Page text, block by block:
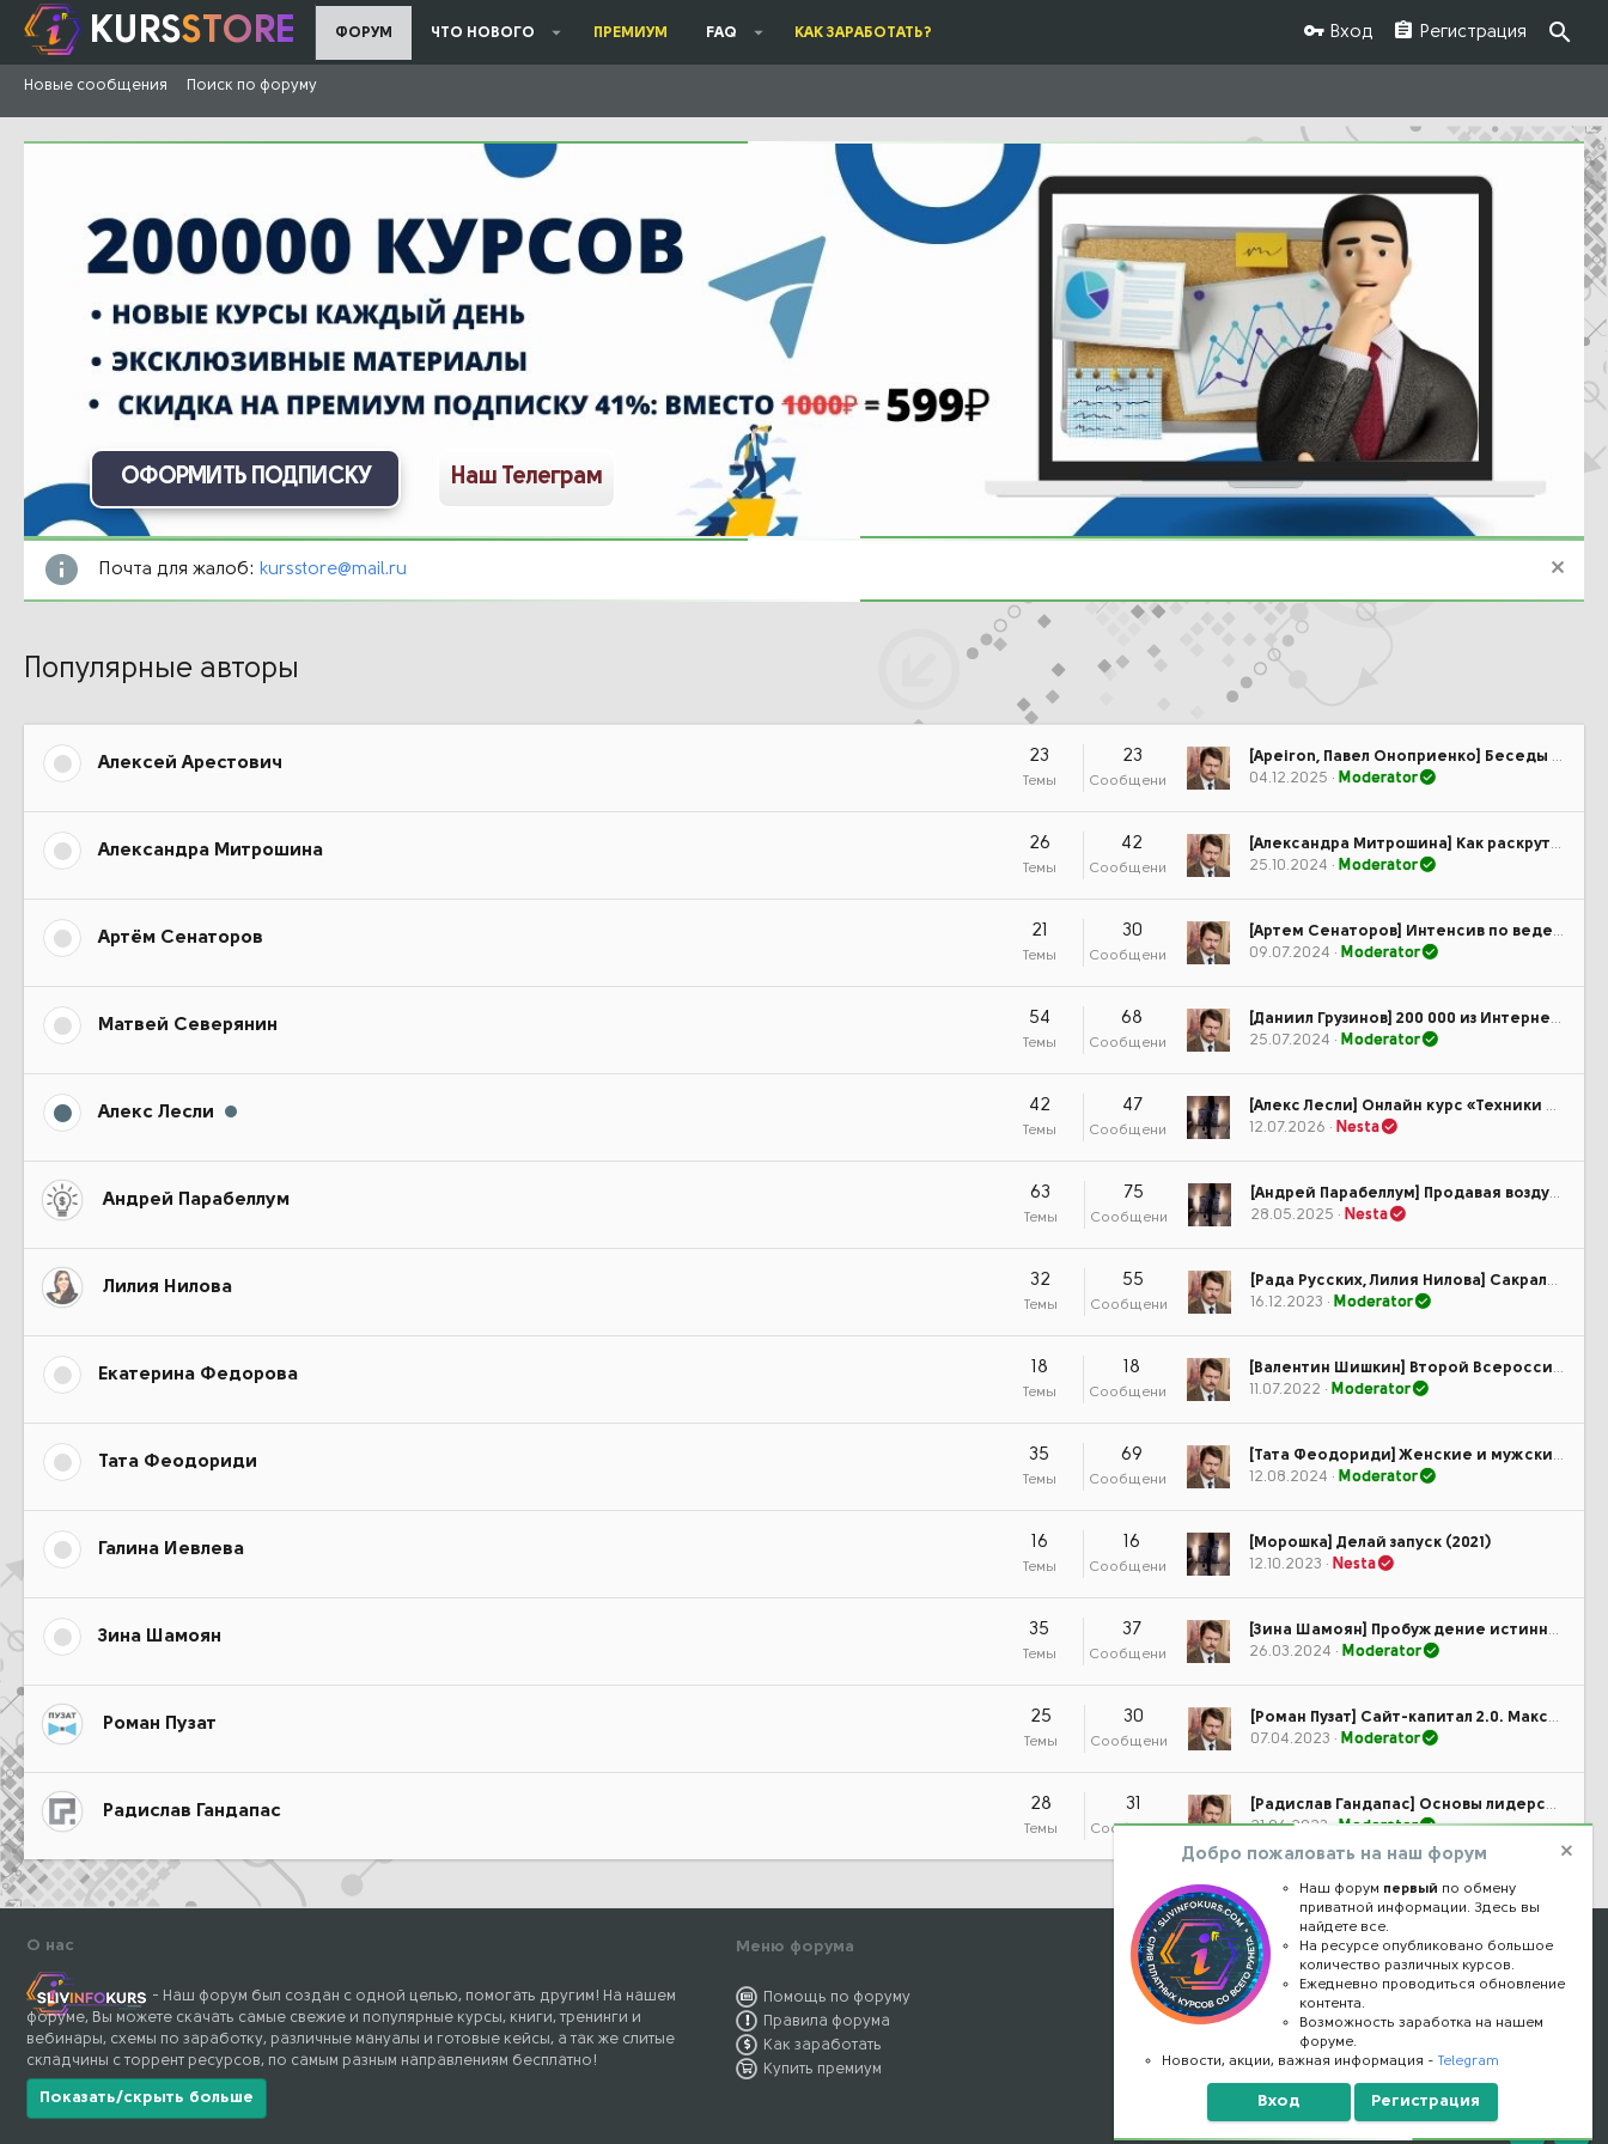
KURSSTORE ФОРУМ ЧТО НОВОГО ПРЕМИУМ FAQ КАК ЗАРАБОТАТЬ? Вход Регистрация
Новые сообщения Поиск по форуму
ОФОРМИТЬ ПОДПИСКУ Наш Телеграм
Почта для жалоб: kursstore@mail.ru
Популярные авторы
Алексей Арестович 23
Темы
23
Сообщения
04.12.2025
Moderator
Александра Митрошина 26
Темы
42
Сообщения
25.10.2024
Moderator
Артём Сенаторов 21
Темы
30
Сообщения
09.07.2024
Moderator
Матвей Cеверянин 54
Темы
68
Сообщения
25.07.2024
Moderator
Алекс Лесли 42
Темы
47
Сообщения
12.07.2026
Nesta
Андрей Парабеллум 63
Темы
75
Сообщения
28.05.2025
Nesta
Лилия Нилова 32
Темы
55
Сообщения
16.12.2023
Moderator
Екатерина Федорова 18
Темы
18
Сообщения
11.07.2022
Moderator
Тата Феодориди 35
Темы
69
Сообщения
12.08.2024
Moderator
Галина Иевлева 16
Темы
16
Сообщения
[Морошка] Делай запуск (2021)
12.10.2023
Nesta
Зина Шамоян 35
Темы
37
Сообщения
26.03.2024
Moderator
Роман Пузат 25
Темы
30
Сообщения
07.04.2023
Moderator
Радислав Гандапас 28
Темы
31
Сообщения
21.06.2023
Moderator
О нас
- Наш форум был создан с одной целью, помогать другим! На нашем
форуме, Вы можете скачать самые свежие и популярные курсы, книги, тренинги и
вебинары, схемы по заработку, различные мануалы и готовые кейсы, а так же слитые
складчины с торрент ресурсов, по самым разным направлениям бесплатно!
Показать/скрыть больше
Меню форума
Помощь по форуму
Правила форума
Как заработать
Купить премиум
Наши контакты
kursstore@mail.ru
Обратная связь
Конфиденциальность
Правообладателям
Верх Низ
Добро пожаловать на наш форум
Наш форум первый по обмену
приватной информации. Здесь вы
найдете все.
На ресурсе опубликовано большое
количество различных курсов.
Ежедневно проводиться обновление
контента.
Возможность заработка на нашем
форуме.
Новости, акции, важная информация - Telegram
Вход Регистрация